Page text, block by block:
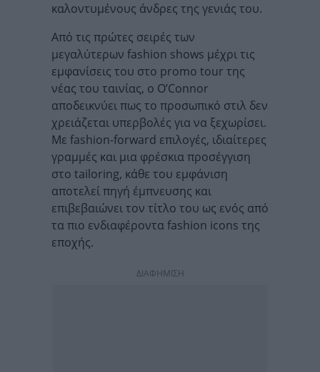
καλοντυμένους άνδρες της γενιάς του.
Από τις πρώτες σειρές των
μεγαλύτερων fashion shows μέχρι τις
εμφανίσεις του στο promo tour της
νέας του ταινίας, ο O’Connor
αποδεικνύει πως το προσωπικό στιλ δεν
χρειάζεται υπερβολές για να ξεχωρίσει.
Με fashion-forward επιλογές, ιδιαίτερες
γραμμές και μια φρέσκια προσέγγιση
στο tailoring, κάθε του εμφάνιση
αποτελεί πηγή έμπνευσης και
επιβεβαιώνει τον τίτλο του ως ενός από
τα πιο ενδιαφέροντα fashion icons της
εποχής.
ΔΙΑΦΗΜΙΣΗ